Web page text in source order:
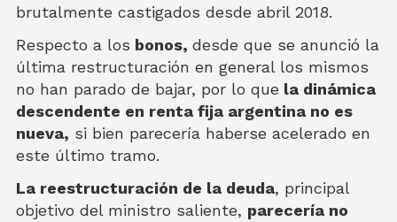
brutalmente castigados desde abril 2018.
Respecto a los bonos, desde que se anunció la
última restructuración en general los mismos
no han parado de bajar, por lo que la dinámica
descendente en renta fija argentina no es
nueva, si bien parecería haberse acelerado en
este último tramo.
La reestructuración de la deuda, principal
objetivo del ministro saliente, parecería no